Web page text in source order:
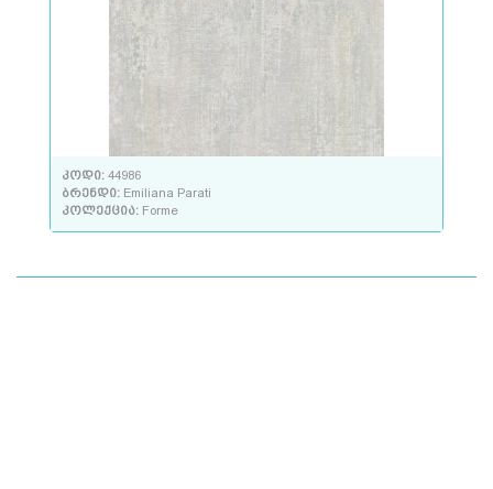
კოდი: 44986
ბრენდი: Emiliana Parati
კოლექცია: Forme